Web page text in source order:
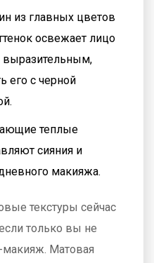
из главных цветов
освежает лицо
выразительным,
его с черной
теплые
сияния и
макияжа.
текстуры сейчас
только вы не
макияж. Матовая